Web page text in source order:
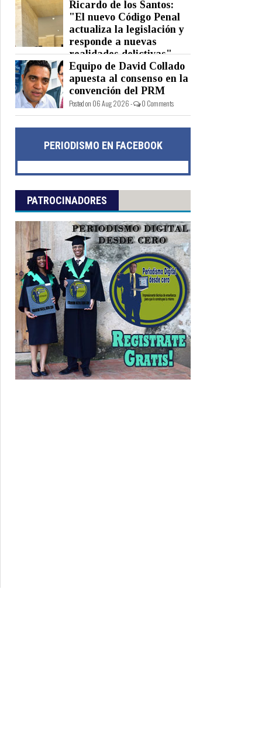
hepatitis virales
Posted on 06 Aug 2026 - 0 Comments
Ricardo de los Santos:
"El nuevo Código Penal
actualiza la legislación y
responde a nuevas
realidades delictivas"
Posted on 06 Aug 2026 - 0 Comments
Equipo de David Collado
apuesta al consenso en la
convención del PRM
Posted on 06 Aug 2026 - 0 Comments
PERIODISMO EN FACEBOOK
PATROCINADORES